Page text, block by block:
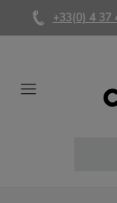
+33(0) 4 37